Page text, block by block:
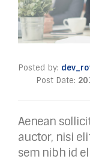
Posted by:
Post Date:
Aenean
auctor, nisi
sem nibh id